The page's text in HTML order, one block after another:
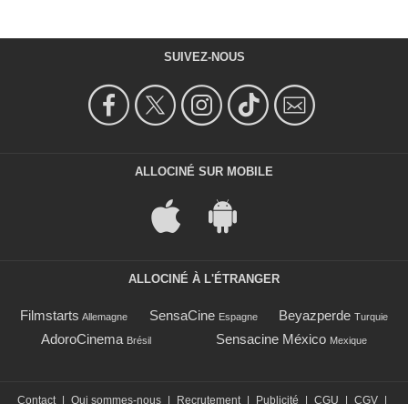
SUIVEZ-NOUS
ALLOCINÉ SUR MOBILE
ALLOCINÉ À L'ÉTRANGER
Filmstarts Allemagne SensaCine Espagne Beyazperde Turquie
AdoroCinema Brésil Sensacine México Mexique
Contact | Qui sommes-nous | Recrutement | Publicité | CGU | CGV |